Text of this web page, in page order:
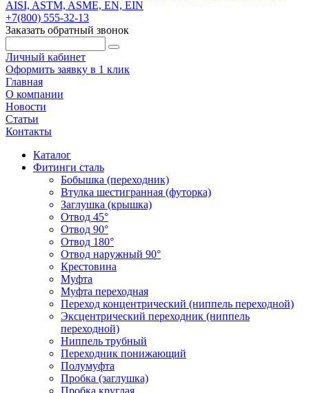
+7(800) 555-32-13
Заказать обратный звонок
Личный кабинет
Оформить заявку в 1 клик
Главная
О компании
Новости
Статьи
Контакты
Каталог
Фитинги сталь
Бобышка (переходник)
Втулка шестигранная (футорка)
Заглушка (крышка)
Отвод 45°
Отвод 90°
Отвод 180°
Отвод наружный 90°
Крестовина
Муфта
Муфта переходная
Переход концентрический (ниппель переходной)
Эксцентрический переходник (ниппель
переходной)
Ниппель трубный
Переходник понижающий
Полумуфта
Пробка (заглушка)
Пробка круглая